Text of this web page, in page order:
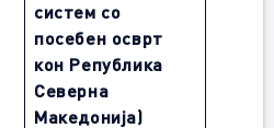
систем со
посебен осврт
кон Република
Северна
Македонија)